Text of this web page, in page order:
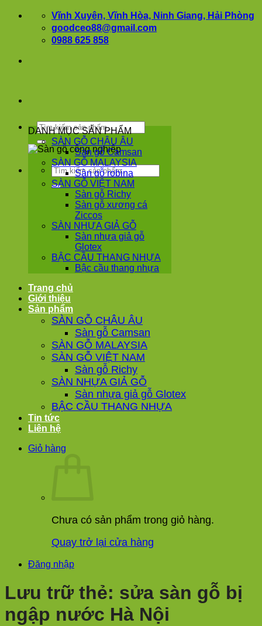
Vĩnh Xuyên, Vĩnh Hòa, Ninh Giang, Hải Phòng
goodceo88@gmail.com
0988 625 858
Tìm
kiếm:
Tìm
kiếm:
DANH MỤC SẢN PHẨM
SÀN GỖ CHÂU ÂU
Sàn gỗ Camsan
SÀN GỖ MALAYSIA
Sàn gỗ robina
SÀN GỖ VIỆT NAM
Sàn gỗ Richy
Sàn gỗ xương cá
Ziccos
SÀN NHỰA GIẢ GỖ
Sàn nhựa giả gỗ
Glotex
BẬC CẦU THANG NHỰA
Bậc cầu thang nhựa
Trang chủ
Giới thiệu
Sản phẩm
SÀN GỖ CHÂU ÂU
Sàn gỗ Camsan
SÀN GỖ MALAYSIA
SÀN GỖ VIỆT NAM
Sàn gỗ Richy
SÀN NHỰA GIẢ GỖ
Sàn nhựa giả gỗ Glotex
BẬC CẦU THANG NHỰA
Tin tức
Liên hệ
Giỏ hàng
Chưa có sản phẩm trong giỏ hàng.
Quay trở lại cửa hàng
Đăng nhập
Lưu trữ thẻ: sửa sàn gỗ bị
ngập nước Hà Nội